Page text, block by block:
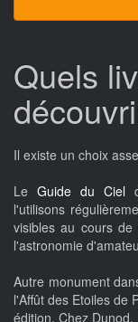
Quels
Il existe un choix
Le Guide du Ciel
l'utilisons
visibles au cours
l'astronomie
Autre monument
l'Affût des Etoiles de
édition. Chez Dunod.